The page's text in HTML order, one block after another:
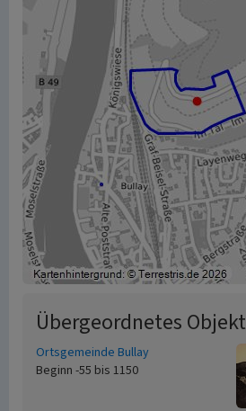
Übergeordnetes Objekt
Ortsgemeinde Bullay
Beginn -55 bis 1150